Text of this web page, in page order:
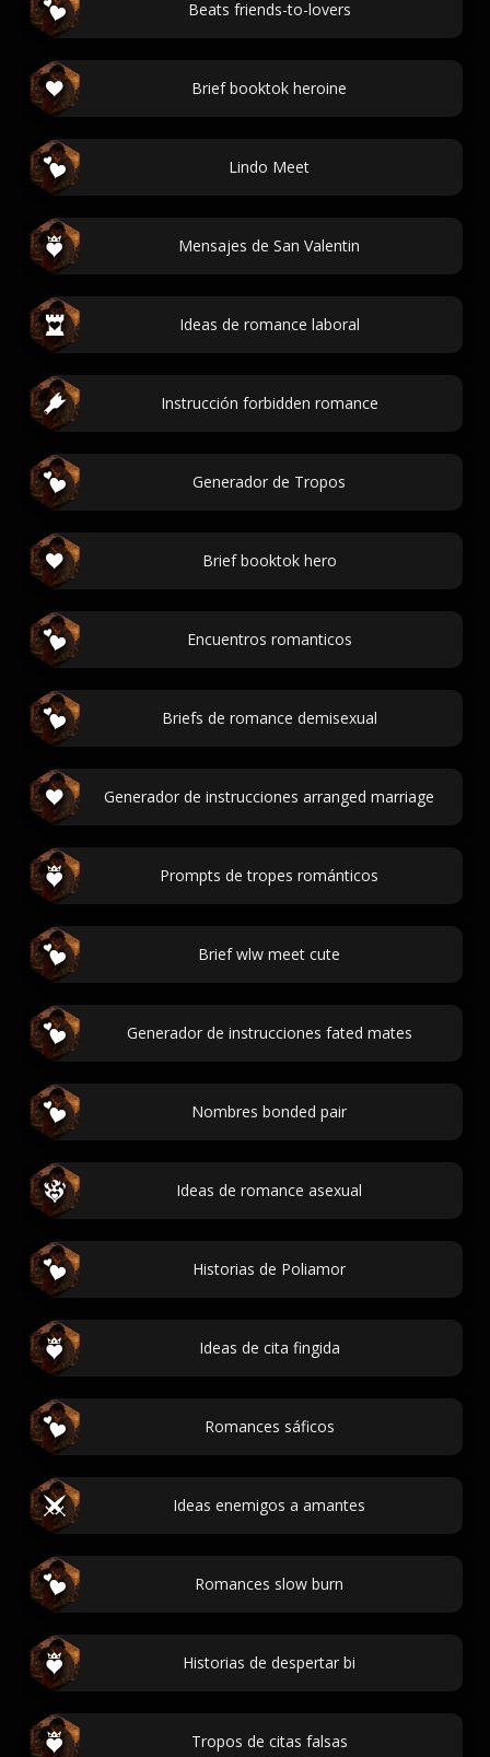
Beats friends-to-lovers
Brief booktok heroine
Lindo Meet
Mensajes de San Valentin
Ideas de romance laboral
Instrucción forbidden romance
Generador de Tropos
Brief booktok hero
Encuentros romanticos
Briefs de romance demisexual
Generador de instrucciones arranged marriage
Prompts de tropes románticos
Brief wlw meet cute
Generador de instrucciones fated mates
Nombres bonded pair
Ideas de romance asexual
Historias de Poliamor
Ideas de cita fingida
Romances sáficos
Ideas enemigos a amantes
Romances slow burn
Historias de despertar bi
Tropos de citas falsas